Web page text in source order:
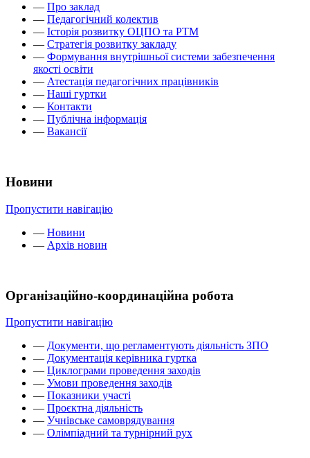
— Про заклад
— Педагогічний колектив
— Історія розвитку ОЦПО та РТМ
— Стратегія розвитку закладу
— Формування внутрішньої системи забезпечення
якості освіти
— Атестація педагогічних працівників
— Наші гуртки
— Контакти
— Публічна інформація
— Вакансії
Новини
Пропустити навігацію
— Новини
— Архів новин
Організаційно-координаційна робота
Пропустити навігацію
— Документи, що регламентують діяльність ЗПО
— Документація керівника гуртка
— Циклограми проведення заходів
— Умови проведення заходів
— Показники участі
— Проєктна діяльність
— Учнівське самоврядування
— Олімпіадний та турнірний рух